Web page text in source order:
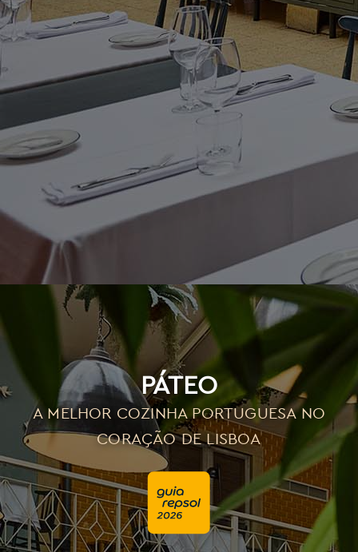
PÁTEO
A MELHOR COZINHA PORTUGUESA NO
CORAÇÃO DE LISBOA